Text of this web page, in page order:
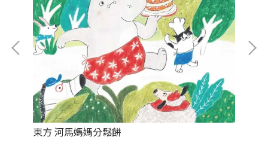
東方 河馬媽媽分鬆餅